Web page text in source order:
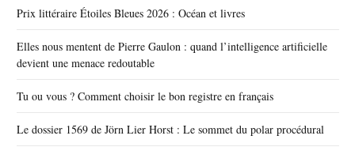
Prix littéraire Étoiles Bleues 2026 : Océan et livres
Elles nous mentent de Pierre Gaulon : quand l’intelligence artificielle
devient une menace redoutable
Tu ou vous ? Comment choisir le bon registre en français
Le dossier 1569 de Jörn Lier Horst : Le sommet du polar procédural